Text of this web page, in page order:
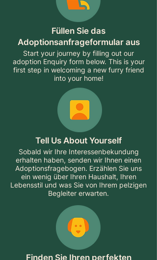
Füllen Sie das
Adoptionsanfrageformular aus
Start your journey by filling out our
adoption Enquiry form below. This is your
first step in welcoming a new furry friend
into your home!
Tell Us About Yourself
Sobald wir Ihre Interessenbekundung
erhalten haben, senden wir Ihnen einen
Adoptionsfragebogen. Erzählen Sie uns
ein wenig über Ihren Haushalt, Ihren
Lebensstil und was Sie von Ihrem pelzigen
Begleiter erwarten.
Finden Sie Ihren perfekten